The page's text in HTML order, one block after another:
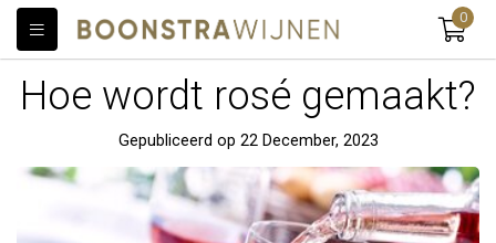
0
Hoe wordt rosé gemaakt?
Gepubliceerd op 22 December, 2023